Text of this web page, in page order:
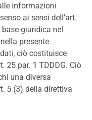
informazioni
ai sensi dell'art.
base giuridica nel
presente
ciò costituisce
25 par. 1 TDDDG. Ciò
una diversa
5 (3) della direttiva